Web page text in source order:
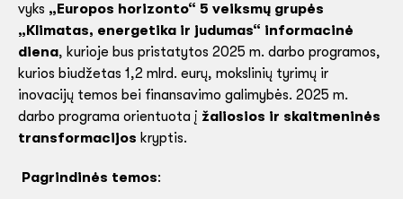
vyks „Europos horizonto“ 5 veiksmų grupės
„Klimatas, energetika ir judumas“ informacinė
diena, kurioje bus pristatytos 2025 m. darbo programos,
kurios biudžetas 1,2 mlrd. eurų, mokslinių tyrimų ir
inovacijų temos bei finansavimo galimybės. 2025 m.
darbo programa orientuota į žaliosios ir skaitmeninės
transformacijos kryptis.
Pagrindinės temos: